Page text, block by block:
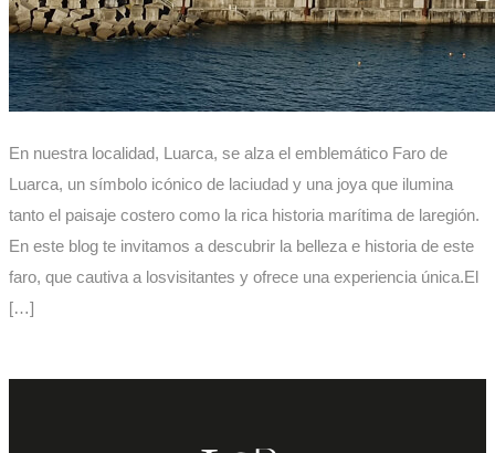
En nuestra localidad, Luarca, se alza el emblemático Faro de
Luarca, un símbolo icónico de laciudad y una joya que ilumina
tanto el paisaje costero como la rica historia marítima de laregión.
En este blog te invitamos a descubrir la belleza e historia de este
faro, que cautiva a losvisitantes y ofrece una experiencia única.El
[…]